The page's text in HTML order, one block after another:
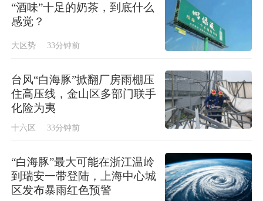
“酒味”十足的奶茶，到底什么
感觉？
大区势 33分钟前
台风“白海豚”掀翻厂房雨棚压
住高压线，金山区多部门联手
化险为夷
十六区 33分钟前
“白海豚”最大可能在浙江温岭
到瑞安一带登陆，上海中心城
区发布暴雨红色预警